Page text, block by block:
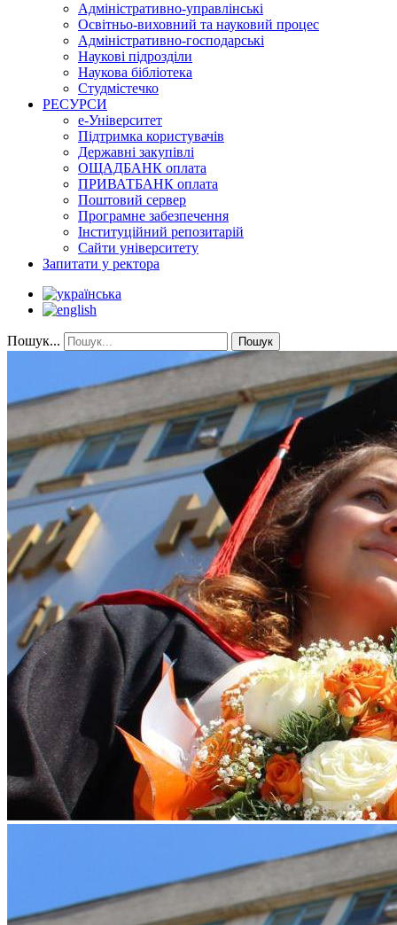
Адміністративно-управлінські
Освітньо-виховний та науковий процес
Адміністративно-господарські
Наукові підрозділи
Наукова бібліотека
Студмістечко
РЕСУРСИ
е-Університет
Підтримка користувачів
Державні закупівлі
ОЩАДБАНК оплата
ПРИВАТБАНК оплата
Поштовий сервер
Програмне забезпечення
Інституційний репозитарій
Сайти університету
Запитати у ректора
Пошук... Пошук